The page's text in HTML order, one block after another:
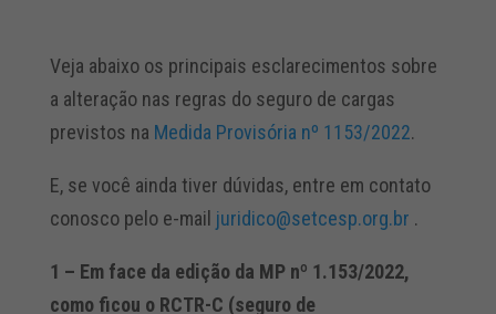
Veja abaixo os principais esclarecimentos sobre
a alteração nas regras do seguro de cargas
previstos na Medida Provisória nº 1153/2022.
E, se você ainda tiver dúvidas, entre em contato
conosco pelo e-mail juridico@setcesp.org.br .
1 – Em face da edição da MP nº 1.153/2022,
como ficou o RCTR-C (seguro de